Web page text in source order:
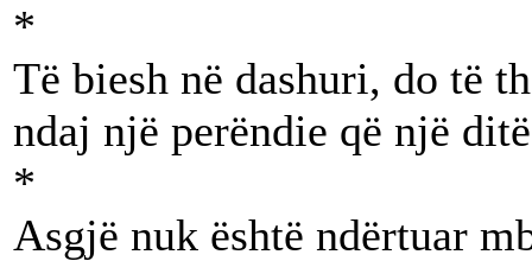
*
Të biesh në dashuri, do të
ndaj një perëndie që një
*
Asgjë nuk është ndërtuar